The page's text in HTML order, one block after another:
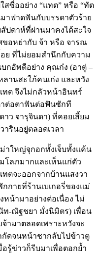
สซื่ออย่าง “แทต” หรือ “ทัต
าฟาดฟันกับบรรดาตัวร้าย
ปดาห์ที่ผ่านมาคงได้สะใจ
ขอหย่ากับ จ้า หรือ จารณ
อย ที่ไม่ยอมสำนึกกับความ
กอัพดีอย่าง คุณก๋ง (อาตู่ –
านสะใภ้คนเก่ง และหวัง
ทต จึงไม่กลัวหน้าอินทร์
ต่อตาฟันต่อฟันซักที
าว จารุจินดา) ที่คอยเสี้ยม
ารินอยู่ตลอดเวลา
าใหญ่จุกอกทั้งเจ็บทั้งแค้น
โลภมากและเห็นแก่ตัว
ตจะออกจากบ้านแสงวา
กายที่ร้านเบเกอรี่ของแม่
หน้ามาอย่างต่อเนื่อง ไม่
ท-ณัฐชยา มั่งนิมิตร) เพื่อน
ามาตลอดเพราะหวังจะ
ดจนหน้าชากลับไปข้าวตู
รู้ข่าวก็รีบมาเพื่อตอกย้ำ